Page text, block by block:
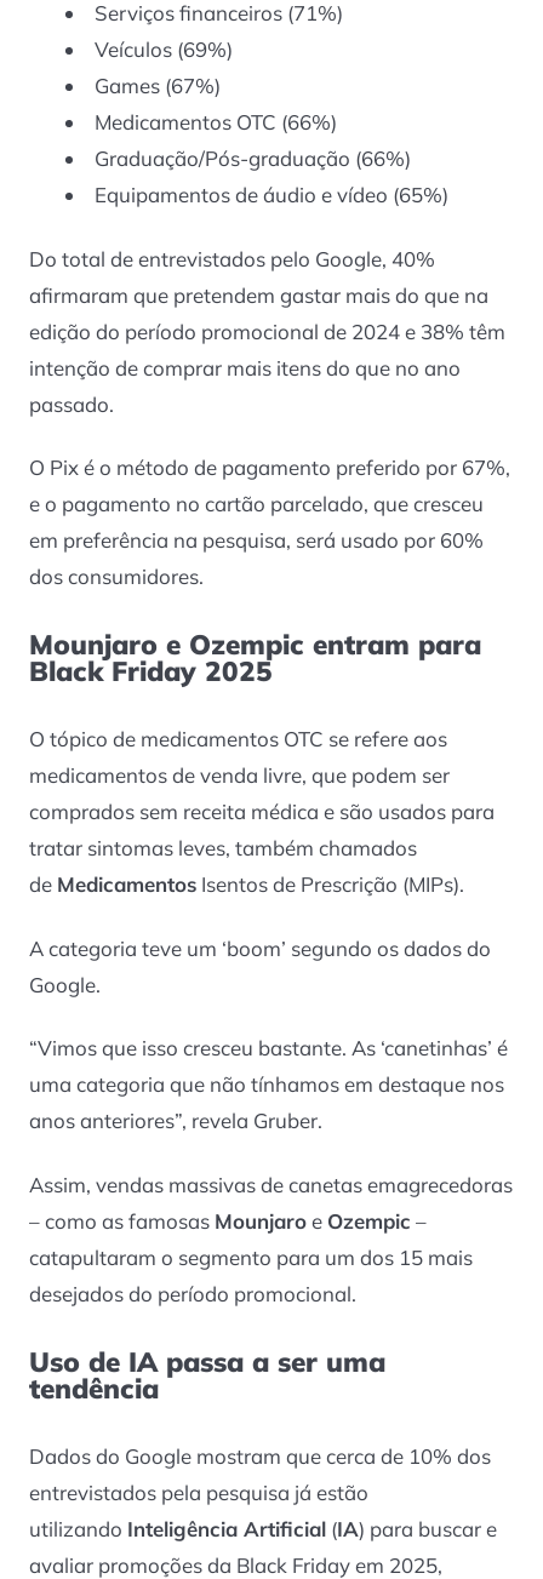
Serviços financeiros (71%)
Veículos (69%)
Games (67%)
Medicamentos OTC (66%)
Graduação/Pós-graduação (66%)
Equipamentos de áudio e vídeo (65%)
Do total de entrevistados pelo Google, 40%
afirmaram que pretendem gastar mais do que na
edição do período promocional de 2024 e 38% têm
intenção de comprar mais itens do que no ano
passado.
O Pix é o método de pagamento preferido por 67%,
e o pagamento no cartão parcelado, que cresceu
em preferência na pesquisa, será usado por 60%
dos consumidores.
Mounjaro e Ozempic entram para
Black Friday 2025
O tópico de medicamentos OTC se refere aos
medicamentos de venda livre, que podem ser
comprados sem receita médica e são usados para
tratar sintomas leves, também chamados
de Medicamentos Isentos de Prescrição (MIPs).
A categoria teve um ‘boom’ segundo os dados do
Google.
“Vimos que isso cresceu bastante. As ‘canetinhas’ é
uma categoria que não tínhamos em destaque nos
anos anteriores”, revela Gruber.
Assim, vendas massivas de canetas emagrecedoras
– como as famosas Mounjaroe Ozempic –
catapultaram o segmento para um dos 15 mais
desejados do período promocional.
Uso de IA passa a ser uma
tendência
Dados do Google mostram que cerca de 10% dos
entrevistados pela pesquisa já estão
utilizando Inteligência Artificial (IA) para buscar e
avaliar promoções da Black Friday em 2025,